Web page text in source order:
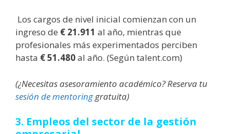
Los cargos de nivel inicial comienzan con un
ingreso de € 21.911 al año, mientras que
profesionales más experimentados perciben
hasta € 51.480al año. (Según talent.com)
(¿Necesitas asesoramiento académico? Reserva tu
sesión de mentoringgratuita)
3. Empleos del sector de la gestión